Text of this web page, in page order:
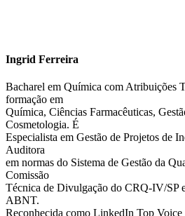
Ingrid Ferreira
Bacharel em Química com Atribuições
formação em
Química, Ciências Farmacêuticas,
Cosmetologia. É
Especialista em Gestão de Projetos de
Auditora
em normas do Sistema de Gestão da
Comissão
Técnica de Divulgação do CRQ-IV/SP
ABNT.
Reconhecida como LinkedIn Top